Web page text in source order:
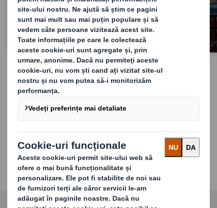
Soluții de ambalare pentru comerț online
Știri și noutăți
Află noutățile